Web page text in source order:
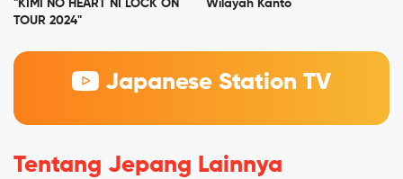
"KIMI NO HEART NI LOCK ON
TOUR 2024"
Wilayah Kanto
Japanese Station TV
Tentang Jepang Lainnya